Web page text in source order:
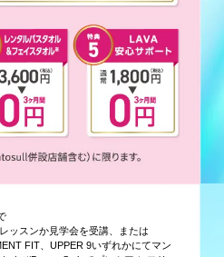
ッスンか見学会を受講、または
FIT、UPPER 9いずれかにてマン